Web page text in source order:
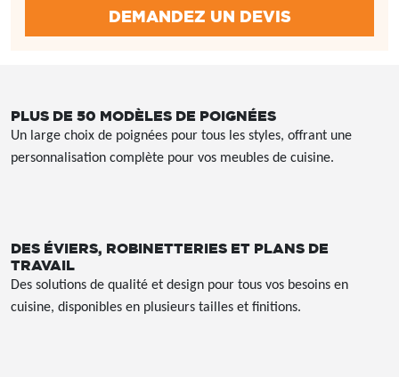
DEMANDEZ UN DEVIS
PLUS DE 50 MODÈLES DE POIGNÉES
Un large choix de poignées pour tous les styles, offrant une
personnalisation complète pour vos meubles de cuisine.
DES ÉVIERS, ROBINETTERIES ET PLANS DE
TRAVAIL
Des solutions de qualité et design pour tous vos besoins en
cuisine, disponibles en plusieurs tailles et finitions.